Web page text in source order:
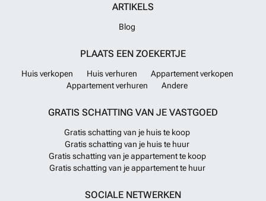
ARTIKELS
Blog
PLAATS EEN ZOEKERTJE
Huis verkopen Huis verhuren
Appartement verkopen
Appartement verhuren
Andere
GRATIS SCHATTING VAN JE VASTGOED
Gratis schatting van je huis te koop
Gratis schatting van je huis te huur
Gratis schatting van je appartement te koop
Gratis schatting van je appartement te huur
SOCIALE NETWERKEN